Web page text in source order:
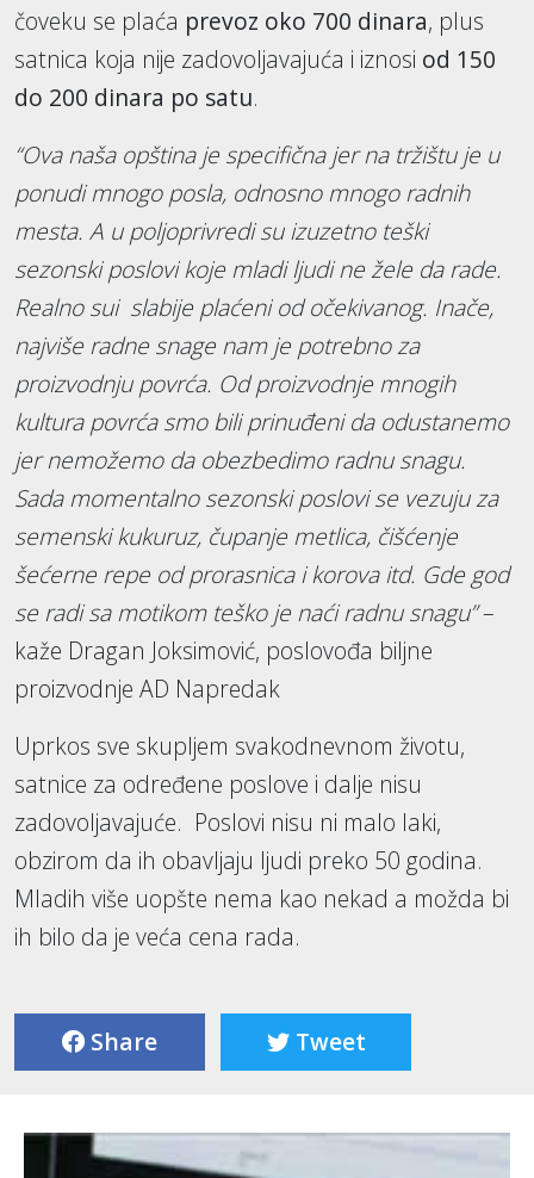
čoveku se plaća prevoz oko 700 dinara, plus
satnica koja nije zadovoljavajuća i iznosi od 150
do 200 dinara po satu.
“Ova naša opština je specifična jer na tržištu je u
ponudi mnogo posla, odnosno mnogo radnih
mesta. A u poljoprivredi su izuzetno teški
sezonski poslovi koje mladi ljudi ne žele da rade.
Realno sui slabije plaćeni od očekivanog. Inače,
najviše radne snage nam je potrebno za
proizvodnju povrća. Od proizvodnje mnogih
kultura povrća smo bili prinuđeni da odustanemo
jer nemožemo da obezbedimo radnu snagu.
Sada momentalno sezonski poslovi se vezuju za
semenski kukuruz, čupanje metlica, čišćenje
šećerne repe od prorasnica i korova itd. Gde god
se radi sa motikom teško je naći radnu snagu”–
kaže Dragan Joksimović, poslovođa biljne
proizvodnje AD Napredak
Uprkos sve skupljem svakodnevnom životu,
satnice za određene poslove i dalje nisu
zadovoljavajuće. Poslovi nisu ni malo laki,
obzirom da ih obavljaju ljudi preko 50 godina.
Mladih više uopšte nema kao nekad a možda bi
ih bilo da je veća cena rada.
Share Tweet